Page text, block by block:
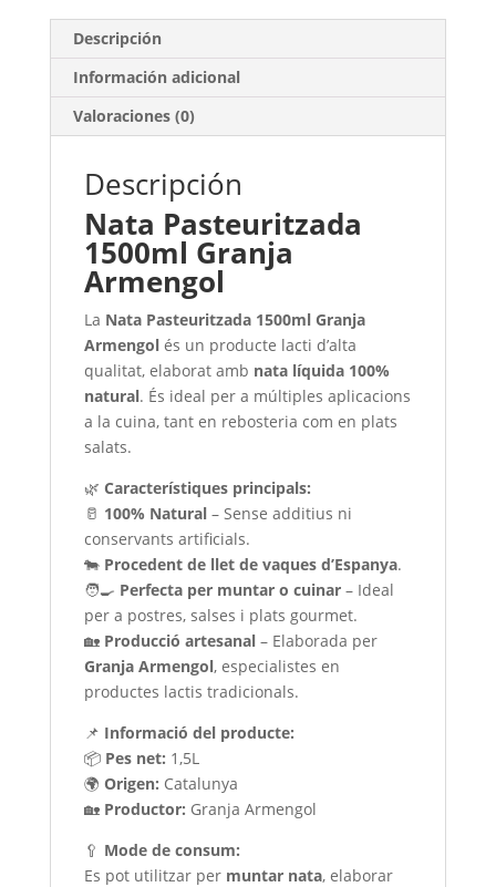
Descripción
Información adicional
Valoraciones (0)
Descripción
Nata Pasteuritzada
1500ml Granja
Armengol
La Nata Pasteuritzada 1500ml Granja
Armengol és un producte lacti d’alta
qualitat, elaborat amb nata líquida 100%
natural. És ideal per a múltiples aplicacions
a la cuina, tant en rebosteria com en plats
salats.
🌿 Característiques principals:
🥛 100% Natural– Sense additius ni
conservants artificials.
🐄 Procedent de llet de vaques d’Espanya.
🧑‍🍳 Perfecta per muntar o cuinar– Ideal
per a postres, salses i plats gourmet.
🏡 Producció artesanal– Elaborada per
Granja Armengol, especialistes en
productes lactis tradicionals.
📌 Informació del producte:
📦 Pes net: 1,5L
🌍 Origen: Catalunya
🏡 Productor: Granja Armengol
🥄 Mode de consum:
Es pot utilitzar per muntar nata, elaborar